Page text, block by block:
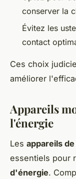
conserver la
Évitez les
contact
Ces choix
améliorer
Appareils
l'énergie
Les appareils
essentiels pour
d'énergie.